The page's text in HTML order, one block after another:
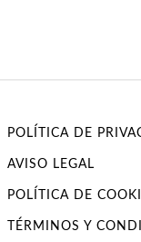
POLÍTICA DE
AVISO LEGAL
POLÍTICA DE
TÉRMINOS Y